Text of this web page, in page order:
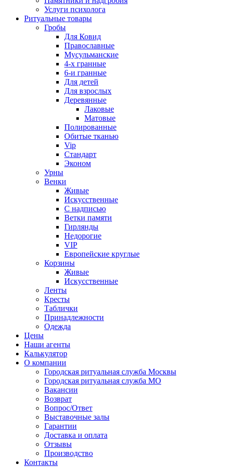
Услуги психолога
Ритуальные товары
Гробы
Для Ковид
Православные
Мусульманские
4-х гранные
6-и гранные
Для детей
Для взрослых
Деревянные
Лаковые
Матовые
Полированные
Обитые тканью
Vip
Стандарт
Эконом
Урны
Венки
Живые
Искусственные
С надписью
Ветки памяти
Гирлянды
Недорогие
VIP
Европейские круглые
Корзины
Живые
Искусственные
Ленты
Кресты
Таблички
Принадлежности
Одежда
Цены
Наши агенты
Калькулятор
О компании
Городская ритуальная служба Москвы
Городская ритуальная служба МО
Вакансии
Возврат
Вопрос/Ответ
Выставочные залы
Гарантии
Доставка и оплата
Отзывы
Производство
Контакты